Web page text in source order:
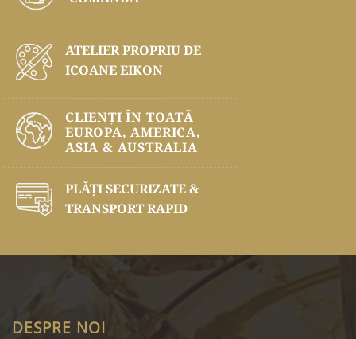
ATELIER PROPRIU DE
ICOANE EIKON
CLIENȚI ÎN TOATĂ
EUROPA, AMERICA,
ASIA & AUSTRALIA
PLĂŢI SECURIZATE &
TRANSPORT RAPID
DESPRE NOI